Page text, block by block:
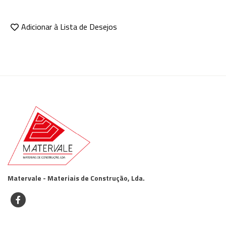
Adicionar à Lista de Desejos
Matervale - Materiais de Construção, Lda.